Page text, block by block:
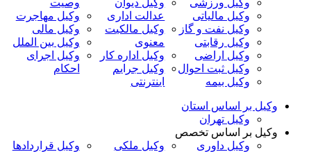
وکیل ورزشی
وکیل مالیاتی
وکیل نفت و گاز
وکیل رقابتی
وکیل اراضی
وکیل ثبت احوال
وکیل بیمه
وکیل دیوان
عدالت اداری
وکیل مالکیت
معنوی
وکیل اداره کار
وکیل جرایم
اینترنتی
وصیت
وکیل مهاجرت
وکیل مالی
وکیل بین الملل
وکیل اجرای
احکام
وکیل بر اساس استان
وکیل تهران
وکیل بر اساس تخصص
وکیل داوری
وکیل ملکی
وکیل قراردادها